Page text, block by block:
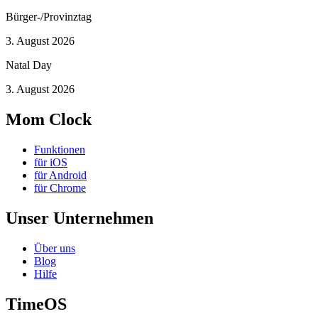
Bürger-/Provinztag
3. August 2026
Natal Day
3. August 2026
Mom Clock
Funktionen
für iOS
für Android
für Chrome
Unser Unternehmen
Über uns
Blog
Hilfe
TimeOS